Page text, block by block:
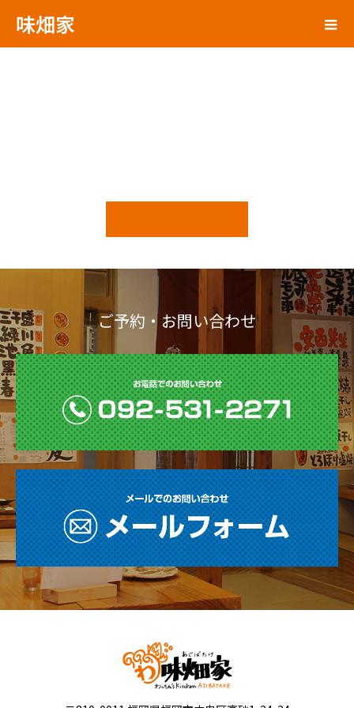
味畑家
ご予約・お問い合わせ